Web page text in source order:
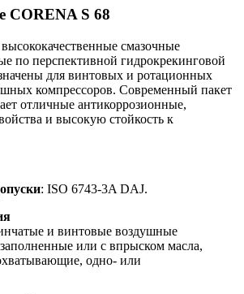
CORENA S 68
смазочные
по перспективной гидрокрекинговой
для винтовых и ротационных
компрессоров. Современный пакет
отличные антикоррозионные,
и высокую стойкость к
: ISO 6743-3A DAJ.
и винтовые воздушные
или с впрыском масла,
одно- или